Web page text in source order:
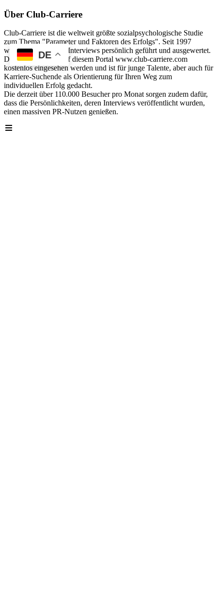
DE
Über Club-Carriere
Club-Carriere ist die weltweit größte sozialpsychologische Studie
zum Thema "Parameter und Faktoren des Erfolgs". Seit 1997
wurden über 40.000 Interviews persönlich geführt und ausgewertet.
Die Analyse kann auf diesem Portal www.club-carriere.com
kostenlos eingesehen werden und ist für junge Talente, aber auch für
Karriere-Suchende als Orientierung für Ihren Weg zum
individuellen Erfolg gedacht.
Die derzeit über 110.000 Besucher pro Monat sorgen zudem dafür,
dass die Persönlichkeiten, deren Interviews veröffentlicht wurden,
einen massiven PR-Nutzen genießen.